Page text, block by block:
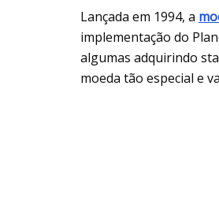
Lançada em 1994, a
implementação do
algumas adquirindo
moeda tão especial e